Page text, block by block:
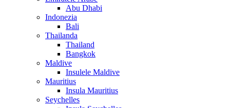
Abu Dhabi
Indonezia
Bali
Thailanda
Thailand
Bangkok
Maldive
Insulele Maldive
Mauritius
Insula Mauritius
Seychelles